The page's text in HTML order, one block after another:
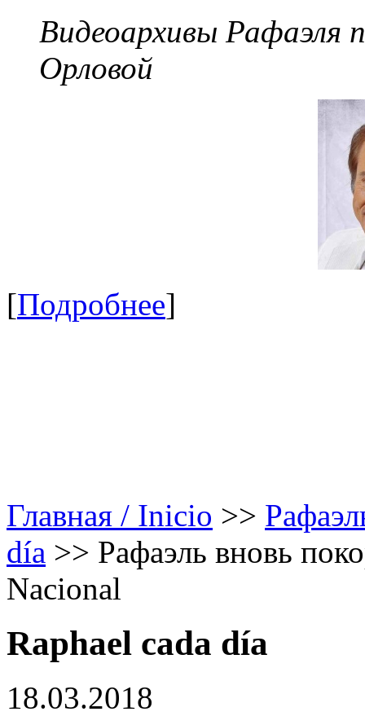
Видеоархивы Рафаэля
Орловой
[Подробнее]
Главная / Inicio >>
día >> Рафаэль вновь
Nacional
Raphael cada día
18.03.2018